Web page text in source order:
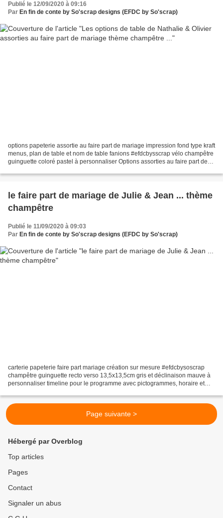
Publié le 12/09/2020 à 09:16
Par En fin de conte by So'scrap designs (EFDC by So'scrap)
options papeterie assortie au faire part de mariage impression fond type kraft
menus, plan de table et nom de table fanions #efdcbysscrap vélo champêtre
guinguette coloré pastel à personnaliser Options assorties au faire part de
nathalie-olivier.theme-velo-et-champetre.html...
le faire part de mariage de Julie & Jean ... thème
champêtre
Publié le 11/09/2020 à 09:03
Par En fin de conte by So'scrap designs (EFDC by So'scrap)
carterie papeterie faire part mariage création sur mesure #efdcbysoscrap
champêtre guinguette recto verso 13,5x13,5cm gris et déclinaison mauve à
personnaliser timeline pour le programme avec pictogrammes, horaire et
Page suivante >
Hébergé par Overblog
Top articles
Pages
Contact
Signaler un abus